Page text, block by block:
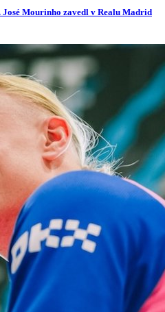
Mourinho zavedl v Realu Madrid